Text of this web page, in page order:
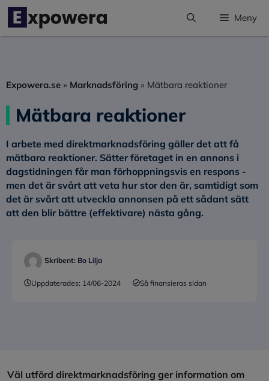
Hoppa
innehåll
Meny
Expowera.se » Marknadsföring » Mätbara reaktioner
Mätbara reaktioner
I arbete med direktmarknadsföring gäller det att få
mätbara reaktioner. Sätter företaget in en annons i
dagstidningen får man förhoppningsvis en respons -
men det är svårt att veta hur stor den är, samtidigt som
det är svårt att utveckla annonsen på ett sådant sätt
att den blir bättre (effektivare) nästa gång.
Skribent: Bo Lilja
Uppdaterades: 14/06-2024 Så finansieras sidan
Väl utförd direktmarknadsföring ger information om